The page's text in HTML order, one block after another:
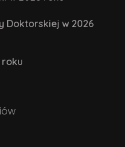
Doktorskiej w 2026
roku